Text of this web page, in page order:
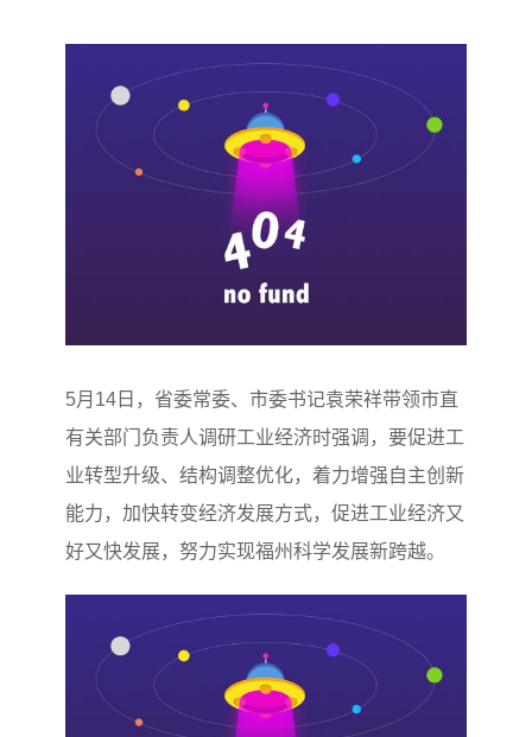
5月14日，省委常委、市委书记袁荣祥带领市直
有关部门负责人调研工业经济时强调，要促进工
业转型升级、结构调整优化，着力增强自主创新
能力，加快转变经济发展方式，促进工业经济又
好又快发展，努力实现福州科学发展新跨越。